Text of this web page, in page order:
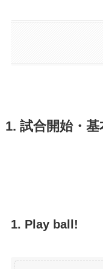
1. 試合開始・
1. Play ball!